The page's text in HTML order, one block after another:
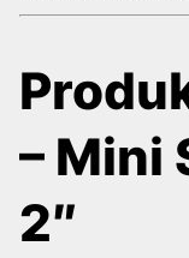
– Mini
2″